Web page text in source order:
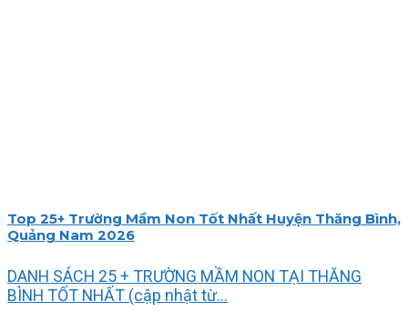
Top 25+ Trường Mầm Non Tốt Nhất Huyện Thăng Bình,
Quảng Nam 2026
DANH SÁCH 25 + TRƯỜNG MẦM NON TẠI THĂNG
BÌNH TỐT NHẤT (cập nhật từ...